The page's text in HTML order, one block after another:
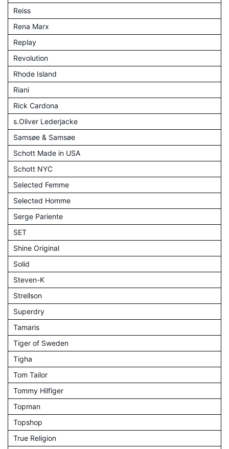
Reiss
Rena Marx
Replay
Revolution
Rhode Island
Riani
Rick Cardona
s.Oliver Lederjacke
Samsøe & Samsøe
Schott Made in USA
Schott NYC
Selected Femme
Selected Homme
Serge Pariente
SET
Shine Original
Solid
Steven-K
Strellson
Superdry
Tamaris
Tiger of Sweden
Tigha
Tom Tailor
Tommy Hilfiger
Topman
Topshop
True Religion